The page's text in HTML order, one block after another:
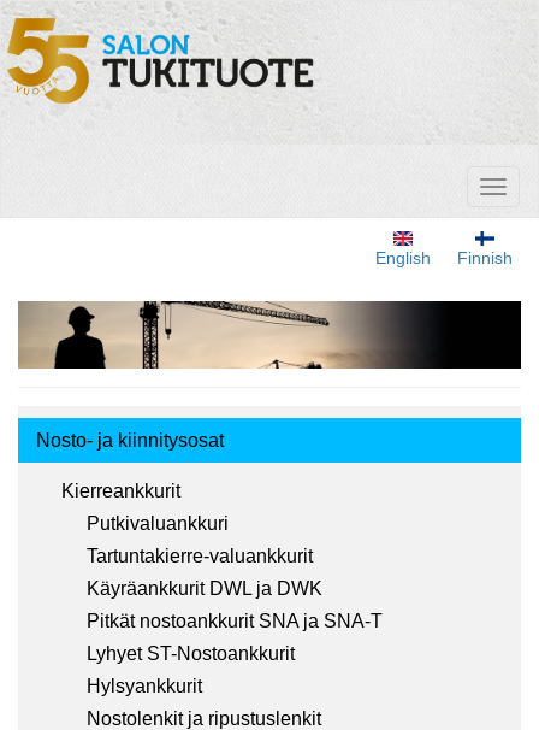
Hyppää
pääsisältöön
Finnish
English
Tuotemenu
Nosto- ja kiinnitysosat
Kierreankkurit
Putkivaluankkuri
Tartuntakierre-valuankkurit
Käyräankkurit DWL ja DWK
Pitkät nostoankkurit SNA ja SNA-T
Lyhyet ST-Nostoankkurit
Hylsyankkurit
Nostolenkit ja ripustuslenkit